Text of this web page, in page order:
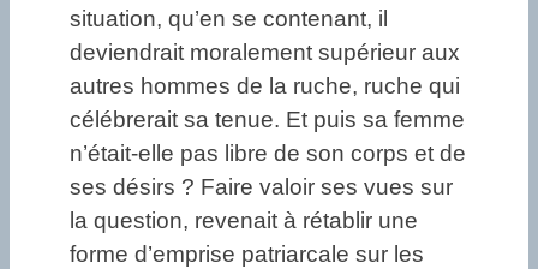
situation, qu’en se contenant, il
deviendrait moralement supérieur aux
autres hommes de la ruche, ruche qui
célébrerait sa tenue. Et puis sa femme
n’était-elle pas libre de son corps et de
ses désirs ? Faire valoir ses vues sur
la question, revenait à rétablir une
forme d’emprise patriarcale sur les